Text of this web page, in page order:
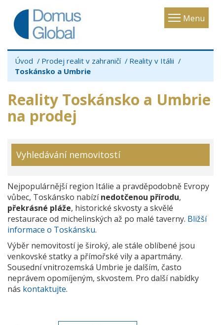
Menu
Toggle
Úvod Prodej realit v zahraničí
Reality v Itálii
Toskánsko a Umbrie
Reality Toskánsko a Umbrie
na prodej
Vyhledávání nemovitostí
Nejpopulárnější region Itálie a pravděpodobně Evropy
vůbec, Toskánsko nabízínedotčenou přírodu,
překrásné pláže, historické skvosty a skvělé
restaurace od michelinských až po malé taverny. Bližší
informace o Toskánsku.
Výběr nemovitostí je široký, ale stále oblíbené jsou
venkovské statky a přímořské vily a apartmány.
Sousední vnitrozemská Umbrie je dalším, často
neprávem opomíjeným, skvostem. Pro další nabídky
nás kontaktujte.